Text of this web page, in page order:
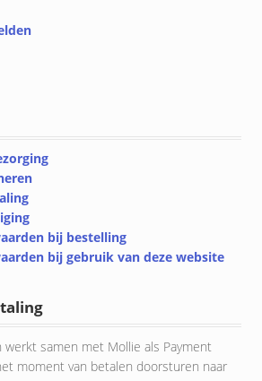
bij bestelling
bij gebruik van deze website
werkt samen met Mollie als Payment
moment van betalen doorsturen naar